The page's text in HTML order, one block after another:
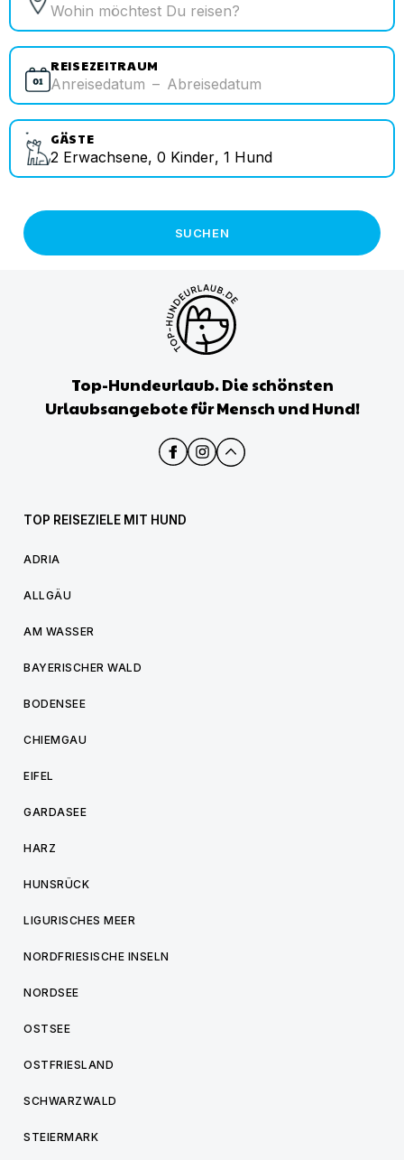
REISEZEITRAUM
Anreisedatum – Abreisedatum
GÄSTE
2 Erwachsene, 0 Kinder, 1 Hund
SUCHEN
Top-Hundeurlaub. Die schönsten
Urlaubsangebote für Mensch und Hund!
TOP REISEZIELE MIT HUND
ADRIA
ALLGÄU
AM WASSER
BAYERISCHER WALD
BODENSEE
CHIEMGAU
EIFEL
GARDASEE
HARZ
HUNSRÜCK
LIGURISCHES MEER
NORDFRIESISCHE INSELN
NORDSEE
OSTSEE
OSTFRIESLAND
SCHWARZWALD
STEIERMARK